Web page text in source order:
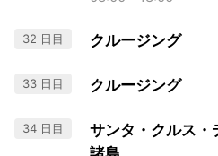
32 日目 クルージング
33 日目 クルージング
34 日目
サンタ・クルス・